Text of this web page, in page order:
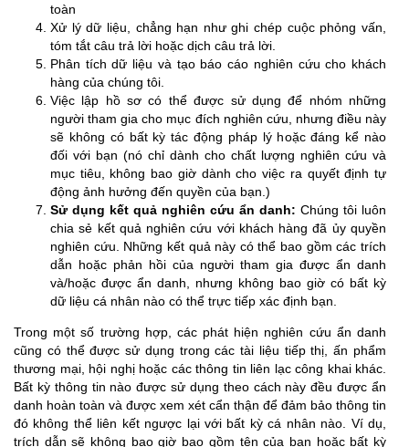
toàn
Xử lý dữ liệu, chẳng hạn như ghi chép cuộc phỏng vấn,
tóm tắt câu trả lời hoặc dịch câu trả lời.
Phân tích dữ liệu và tạo báo cáo nghiên cứu cho khách
hàng của chúng tôi.
Việc lập hồ sơ có thể được sử dụng để nhóm những
người tham gia cho mục đích nghiên cứu, nhưng điều này
sẽ không có bất kỳ tác động pháp lý hoặc đáng kể nào
đối với bạn (nó chỉ dành cho chất lượng nghiên cứu và
mục tiêu, không bao giờ dành cho việc ra quyết định tự
động ảnh hưởng đến quyền của bạn.)
Sử dụng kết quả nghiên cứu ẩn danh: Chúng tôi luôn
chia sẻ kết quả nghiên cứu với khách hàng đã ủy quyền
nghiên cứu. Những kết quả này có thể bao gồm các trích
dẫn hoặc phản hồi của người tham gia được ẩn danh
và/hoặc được ẩn danh, nhưng không bao giờ có bất kỳ
dữ liệu cá nhân nào có thể trực tiếp xác định bạn.
Trong một số trường hợp, các phát hiện nghiên cứu ẩn danh
cũng có thể được sử dụng trong các tài liệu tiếp thị, ấn phẩm
thương mại, hội nghị hoặc các thông tin liên lạc công khai khác.
Bất kỳ thông tin nào được sử dụng theo cách này đều được ẩn
danh hoàn toàn và được xem xét cẩn thận để đảm bảo thông tin
đó không thể liên kết ngược lại với bất kỳ cá nhân nào. Ví dụ,
trích dẫn sẽ không bao giờ bao gồm tên của bạn hoặc bất kỳ